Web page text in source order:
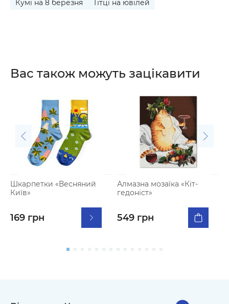
Кумі на 8 березня
Тітці на ювілей
Вас також можуть зацікавити
Шкарпетки «Весняний
Київ»
169 грн
Алмазна мозаїка «Кіт-
гедоніст»
549 грн